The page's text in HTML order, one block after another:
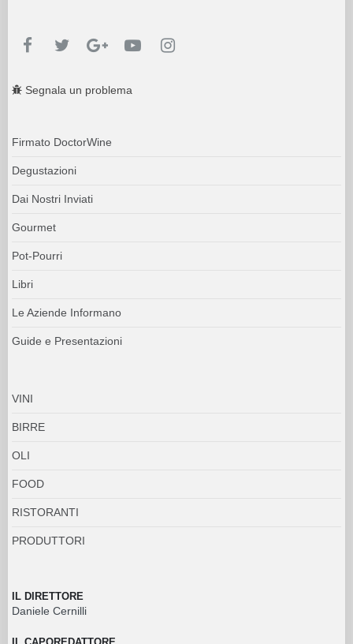
Segnala un problema
Firmato DoctorWine
Degustazioni
Dai Nostri Inviati
Gourmet
Pot-Pourri
Libri
Le Aziende Informano
Guide e Presentazioni
VINI
BIRRE
OLI
FOOD
RISTORANTI
PRODUTTORI
IL DIRETTORE
Daniele Cernilli